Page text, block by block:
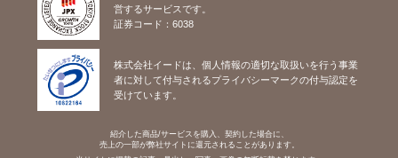
営するサービスです。
証券コード：6038
株式会社イードは、個人情報の適切な取扱いを行う事業
者に対して付与されるプライバシーマークの付与認定を
受けています。
紹介した商品/サービスを購入、契約した場合に、
売上の一部が弊社サイトに還元されることがあります。